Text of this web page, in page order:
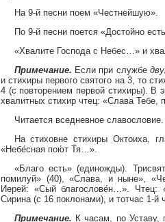
На 9-й песни поем «Честнейшую».
По 9-й песни поется «Достойно
«Хвалите Господа с Небес…» и
Примечание. Если при службе
и стихиры первого святого на 3, то
4 (с повторением первой стихиры). В
хвалитных стихир чтец: «Слава Тебе,
Читается вседневное
На стиховне стихиры Октоиха,
«Небе́сная пою́т Тя…».
«Благо есть» (единожды).
помилуй» (40), «Слава, и ныне»,
Иерей: «Сый благослове́н…».
Сирина (с 16 поклонами), и тотчас 1-й
Примечание. К часам, по Уставу,